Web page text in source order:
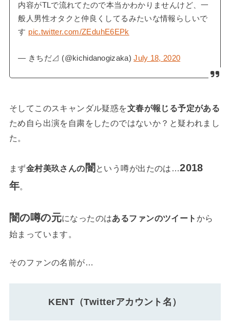
内容がTLで流れてたので本当かわかりませんけど、一
般人男性オタクと仲良くしてるみたいな情報らしいで
す pic.twitter.com/ZEduhE6EPk
— きちだ⊿ (@kichidanogizaka)July 18, 2020
そしてこのスキャンダル疑惑を文春が報じる予定がある
ため自ら出演を自粛をしたのではないか？と疑われまし
た。
まず金村美玖さんの 闇 という噂が出たのは…2018
年。
闇の噂の元になったのはあるファンのツイート から
始まっています。
そのファンの名前が…
KENT（Twitterアカウント名）